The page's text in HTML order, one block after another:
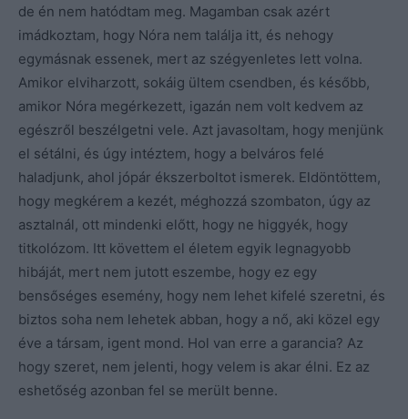
de én nem hatódtam meg. Magamban csak azért
imádkoztam, hogy Nóra nem találja itt, és nehogy
egymásnak essenek, mert az szégyenletes lett volna.
Amikor elviharzott, sokáig ültem csendben, és később,
amikor Nóra megérkezett, igazán nem volt kedvem az
egészről beszélgetni vele. Azt javasoltam, hogy menjünk
el sétálni, és úgy intéztem, hogy a belváros felé
haladjunk, ahol jópár ékszerboltot ismerek. Eldöntöttem,
hogy megkérem a kezét, méghozzá szombaton, úgy az
asztalnál, ott mindenki előtt, hogy ne higgyék, hogy
titkolózom. Itt követtem el életem egyik legnagyobb
hibáját, mert nem jutott eszembe, hogy ez egy
bensőséges esemény, hogy nem lehet kifelé szeretni, és
biztos soha nem lehetek abban, hogy a nő, aki közel egy
éve a társam, igent mond. Hol van erre a garancia? Az
hogy szeret, nem jelenti, hogy velem is akar élni. Ez az
eshetőség azonban fel se merült benne.